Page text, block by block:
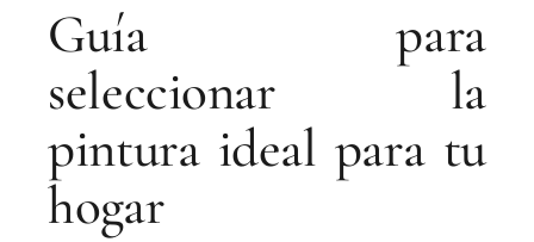
Guía para
seleccionar la
pintura ideal para tu
hogar